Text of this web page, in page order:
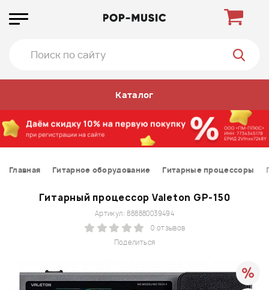
Каталог
Главная Гитарное оборудование Гитарные процессоры
Гитарный процессор Valeton GP-150
Поделиться
Артикул: 888880039494
0 отзывов